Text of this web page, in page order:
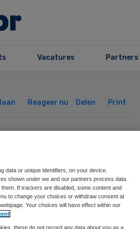
Vacatures Partners
Reageer nu Delen Print
legt
neer
data or unique identifiers, on your device.
shown under we and our partners process data
If trackers are disabled, some content and
to change your choices or withdraw consent at
Your choices will have effect within our
these do not record any data about you as a